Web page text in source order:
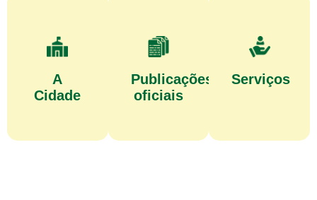
A
Cidade
Publicações
oficiais
Serviços